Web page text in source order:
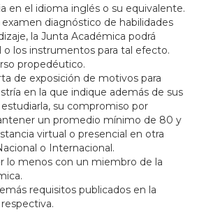
en el idioma inglés o su equivalente.
diagnóstico de habilidades
la Junta Académica podrá
o los instrumentos para tal efecto.
propedéutico.
de exposición de motivos para
en la que indique además de sus
su compromiso por
un promedio mínimo de 80 y
virtual o presencial en otra
o Internacional.
lo menos con un miembro de la
requisitos publicados en la